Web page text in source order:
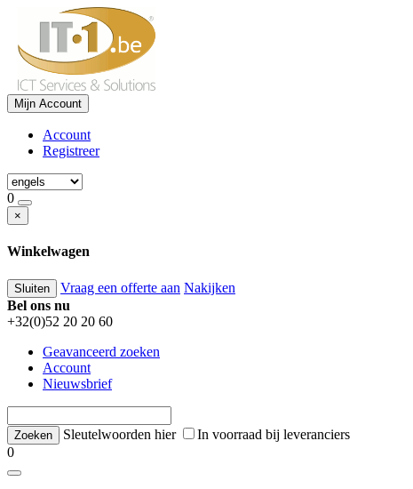
Mijn Account
Account
Registreer
0
×
Winkelwagen
Sluiten Vraag een offerte aan Nakijken
Bel ons nu
+32(0)52 20 20 60
Geavanceerd zoeken
Account
Nieuwsbrief
Sleutelwoorden hier
In voorraad bij leveranciers
0